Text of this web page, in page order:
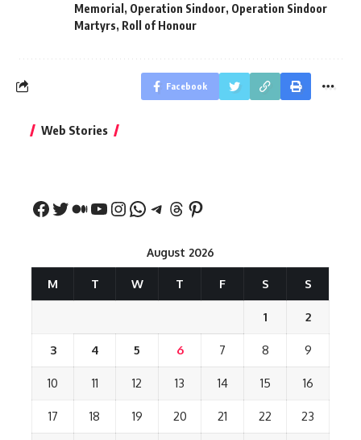
Memorial , Operation Sindoor, Operation Sindoor
Martyrs, Roll of Honour
Facebook
Web Stories
नीतीश कुमार का पहला
August 2026
M T W T F S S
1 2
3 4 5 6 7 8 9
10 11 12 13 14 15 16
17 18 19 20 21 22 23